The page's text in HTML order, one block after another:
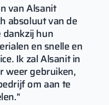
van Alsanit
absoluut van de
hun
en snelle en
Ik zal Alsanit in
weer gebruiken,
om aan te